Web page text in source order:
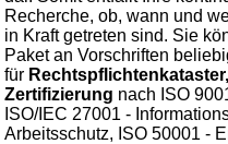
Recherche, ob, wann und
in Kraft getreten sind. Sie
Paket an Vorschriften
für
Zertifizierung nach ISO
ISO/IEC 27001 -
Arbeitsschutz, ISO 50001 -